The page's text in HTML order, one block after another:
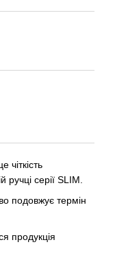
ручці серії SLIM.
подовжує термін
продукція